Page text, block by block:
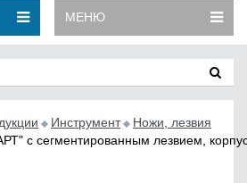
МЕНЮ
Инструмент
Ножи, лезвия
с сегментированным лезвием,